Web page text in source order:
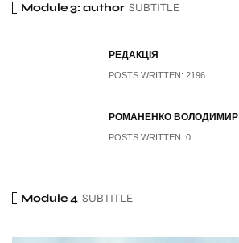
Module 3: author SUBTITLE
РЕДАКЦІЯ
POSTS WRITTEN: 2196
РОМАНЕНКО ВОЛОДИМИР
POSTS WRITTEN: 0
Module 4 SUBTITLE